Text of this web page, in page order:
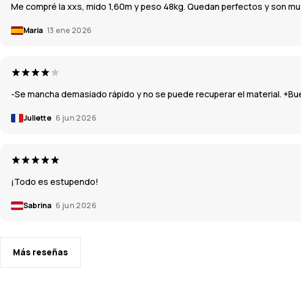
Me compré la xxs, mido 1,60m y peso 48kg. Quedan perfectos y son
Maria 13 ene 2026
-Se mancha demasiado rápido y no se puede recuperar el material.
Juliette 6 jun 2026
¡Todo es estupendo!
Sabrina 6 jun 2026
Más reseñas